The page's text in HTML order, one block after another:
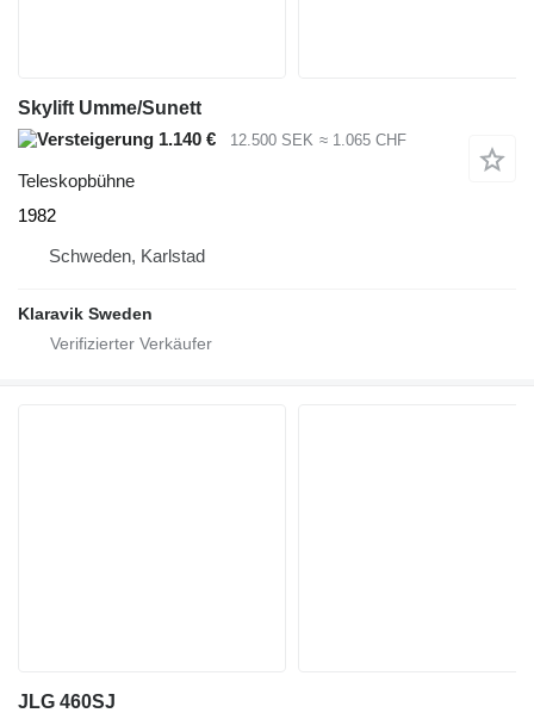
Skylift Umme/Sunett
1.140 €
12.500 SEK ≈ 1.065 CHF
Teleskopbühne
1982
Schweden, Karlstad
Klaravik Sweden
JLG 460SJ